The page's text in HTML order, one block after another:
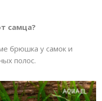
самца?
брюшка у самок и
полос.